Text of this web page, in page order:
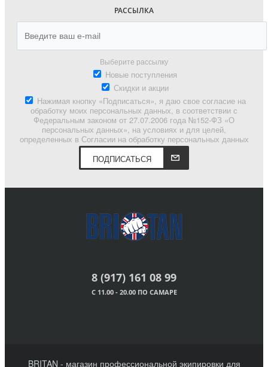
РАССЫЛКА
Выберите рассылку
Новые поступления
Скидки и акции
Нажимая кнопку «Подписаться», я даю свое согласие на
обработку моих персональных данных, в соответствии с
Федеральным законом от 27.07.2006 года №152-ФЗ «О
персональных данных», на условиях и для целей,
определенных в Согласии на обработку персональных данных
ПОДПИСАТЬСЯ
8 (917) 161 08 99
С 11.00 - 20.00 ПО САМАРЕ
BRITAN - магазин профессиональной экипировки для